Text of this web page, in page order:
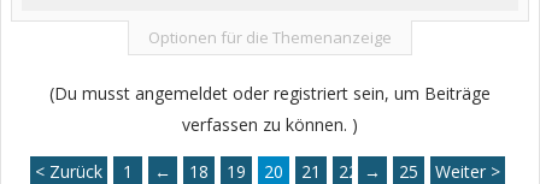
Optionen für die Themenanzeige
(Du musst angemeldet oder registriert sein, um Beiträge
verfassen zu können. )
< Zurück 1 ← 18 19 20 21 22 → 25 Weiter >